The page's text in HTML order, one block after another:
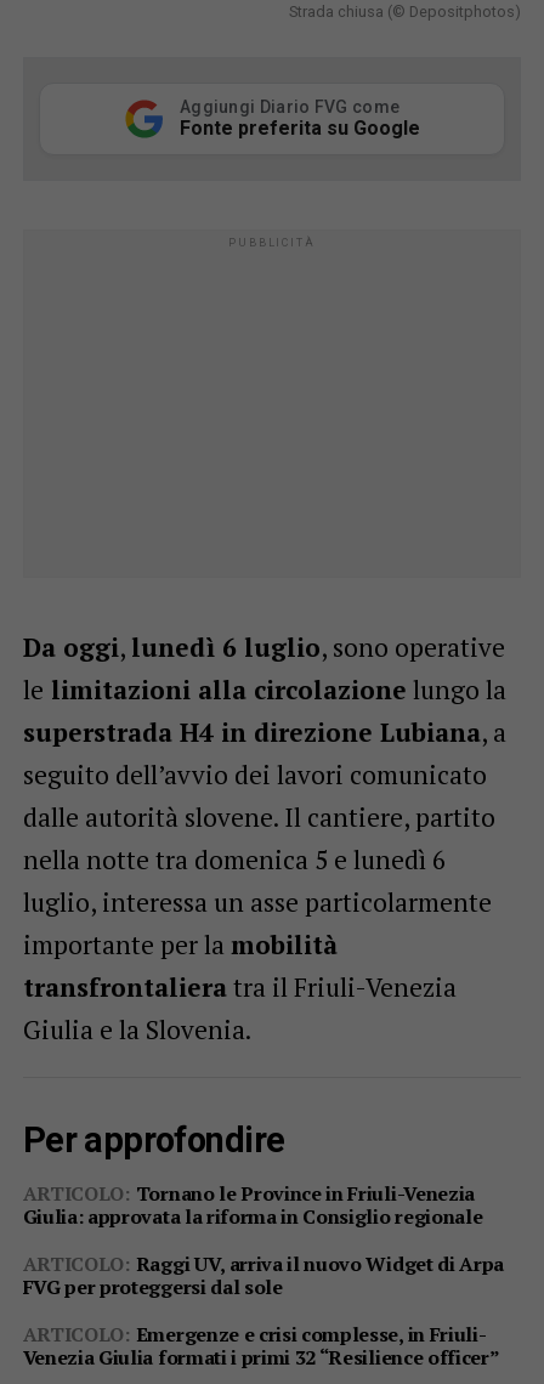
Strada chiusa (© Depositphotos)
Aggiungi Diario FVG come
Fonte preferita su Google
Da oggi, lunedì 6 luglio, sono operative
le limitazioni alla circolazione lungo la
superstrada H4 in direzione Lubiana, a
seguito dell’avvio dei lavori comunicato
dalle autorità slovene. Il cantiere, partito
nella notte tra domenica 5 e lunedì 6
luglio, interessa un asse particolarmente
importante per la mobilità
transfrontalieratra il Friuli-Venezia
Giulia e la Slovenia.
Per approfondire
ARTICOLO: Tornano le Province in Friuli-Venezia
Giulia: approvata la riforma in Consiglio regionale
ARTICOLO: Raggi UV, arriva il nuovo Widget di Arpa
FVG per proteggersi dal sole
ARTICOLO: Emergenze e crisi complesse, in Friuli-
Venezia Giulia formati i primi 32 “Resilience officer”